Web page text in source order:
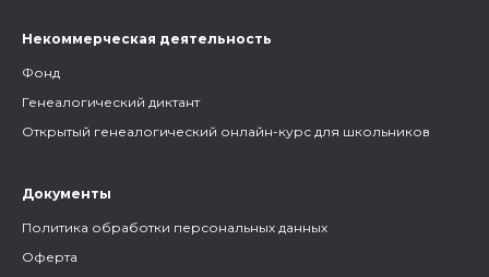
Некоммерческая деятельность
Фонд
Генеалогический диктант
Открытый генеалогический онлайн-курс для школьников
Документы
Политика обработки персональных данных
Оферта